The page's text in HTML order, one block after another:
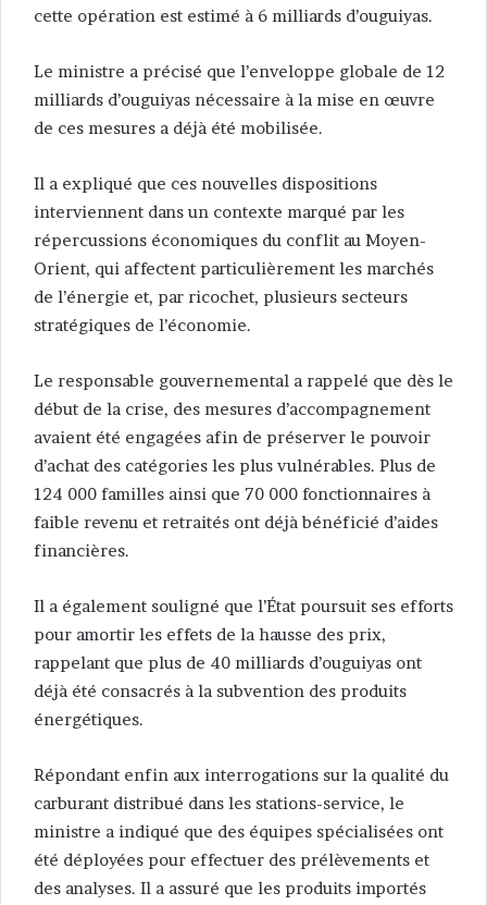
cette opération est estimé à 6 milliards d’ouguiyas.
Le ministre a précisé que l’enveloppe globale de 12
milliards d’ouguiyas nécessaire à la mise en œuvre
de ces mesures a déjà été mobilisée.
Il a expliqué que ces nouvelles dispositions
interviennent dans un contexte marqué par les
répercussions économiques du conflit au Moyen-
Orient, qui affectent particulièrement les marchés
de l’énergie et, par ricochet, plusieurs secteurs
stratégiques de l’économie.
Le responsable gouvernemental a rappelé que dès le
début de la crise, des mesures d’accompagnement
avaient été engagées afin de préserver le pouvoir
d’achat des catégories les plus vulnérables. Plus de
124 000 familles ainsi que 70 000 fonctionnaires à
faible revenu et retraités ont déjà bénéficié d’aides
financières.
Il a également souligné que l’État poursuit ses efforts
pour amortir les effets de la hausse des prix,
rappelant que plus de 40 milliards d’ouguiyas ont
déjà été consacrés à la subvention des produits
énergétiques.
Répondant enfin aux interrogations sur la qualité du
carburant distribué dans les stations-service, le
ministre a indiqué que des équipes spécialisées ont
été déployées pour effectuer des prélèvements et
des analyses. Il a assuré que les produits importés